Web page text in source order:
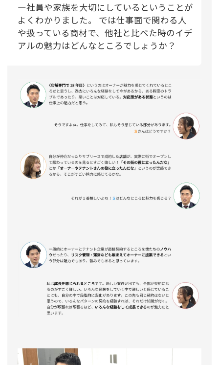
―社員や家族を大切にしているということが
よくわかりました。 では仕事面で関わる人
や扱っている商材で、他社と比べた時のイデ
アルの魅力はどんなところでしょうか？